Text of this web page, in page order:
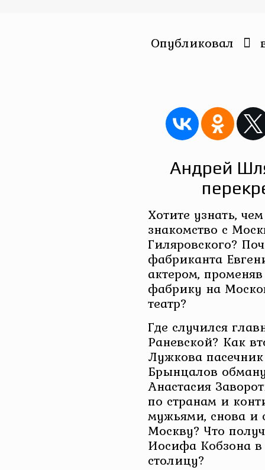
Опубликовал
Андрей
Хотите узнать,
знакомство с
Гиляровского?
фабриканта
актером,
фабрику на
театр?
Где случился
Раневской? Как
Лужкова
Брынцалов
Анастасия
по странам и
мужьями, снова и
Москву? Что
Иосифа Кобзона
столицу?